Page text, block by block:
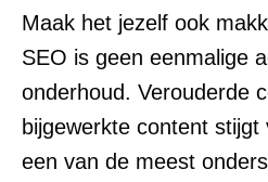
Maak het jezelf ook
SEO is geen eenmalige
onderhoud. Verouderde
bijgewerkte content
een van de meest